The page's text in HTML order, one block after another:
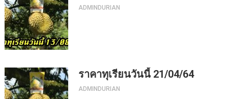
ADMINDURIAN
ราคาทุเรียนวันนี้ 21/04/64
ADMINDURIAN